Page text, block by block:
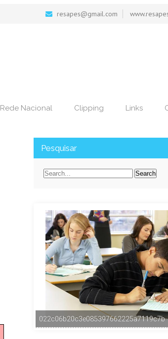
resapes@gmail.com
Rede Nacional Clipping Links
Pesquisar
022c06b20c3e085397662225a7119c7b